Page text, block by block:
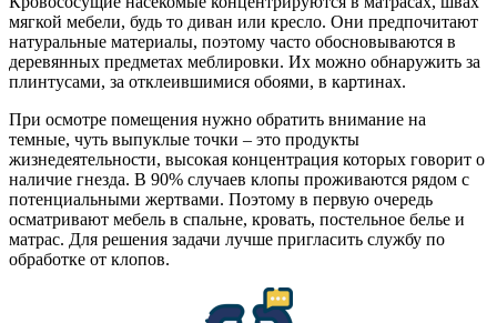
мягкой мебели, будь то диван или кресло. Они предпочитают
натуральные материалы, поэтому часто обосновываются в
деревянных предметах меблировки. Их можно обнаружить за
плинтусами, за отклеившимися обоями, в картинах.
При осмотре помещения нужно обратить внимание на
темные, чуть выпуклые точки – это продукты
жизнедеятельности, высокая концентрация которых говорит о
наличие гнезда. В 90% случаев клопы проживаются рядом с
потенциальными жертвами. Поэтому в первую очередь
осматривают мебель в спальне, кровать, постельное белье и
матрас. Для решения задачи лучше пригласить службу по
обработке от клопов.